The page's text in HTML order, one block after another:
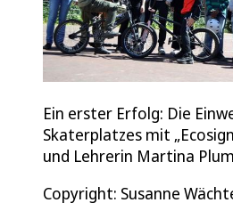
Ein erster Erfolg: Die
Skaterplatzes mit
und Lehrerin Martina
Copyright: Susanne